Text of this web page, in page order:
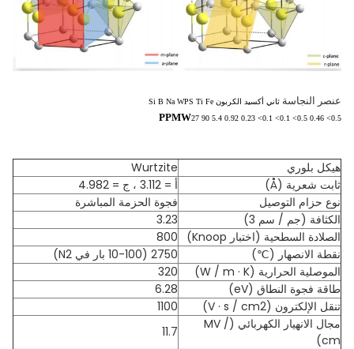
عنصر النجاسة ثاني أكسيد الكربون Si B Na WPS Ti Fe
PPMW27 90 5.4 0.92 0.23 <0.1 <0.1 <0.5 0.46 <0.5
هيكل بلوري
Wurtzite
ثابت شعرية (Å)
أ = 3.112 ، ج = 4.982
نوع حزام التوصيل
فجوة الحزمة المباشرة
الكثافة (جم / سم 3)
3.23
الصلادة السطحية (اختبار Knoop)
800
نقطة الانصهار (℃)
2750 (10-100 بار في N2)
الموصلية الحرارية (W / m · K)
320
طاقة فجوة النطاق (eV)
6.28
تنقل الإلكترون (V · s / cm2)
1100
مجال الانهيار الكهربائي (MV /
cm)
11.7